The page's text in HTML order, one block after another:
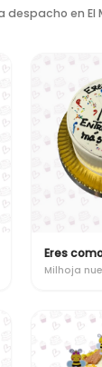
despacho en El
Eres
Milhoja